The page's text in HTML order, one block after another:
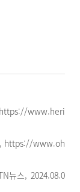
https://www.heri
https://www.oh
뉴스, 2024.08.0